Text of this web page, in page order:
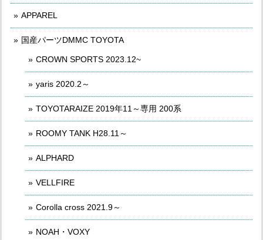
APPAREL
国産パーツDMMC TOYOTA
CROWN SPORTS 2023.12~
yaris 2020.2～
TOYOTARAIZE 2019年11～専用 200系
ROOMY TANK H28.11～
ALPHARD
VELLFIRE
Corolla cross 2021.9～
NOAH・VOXY